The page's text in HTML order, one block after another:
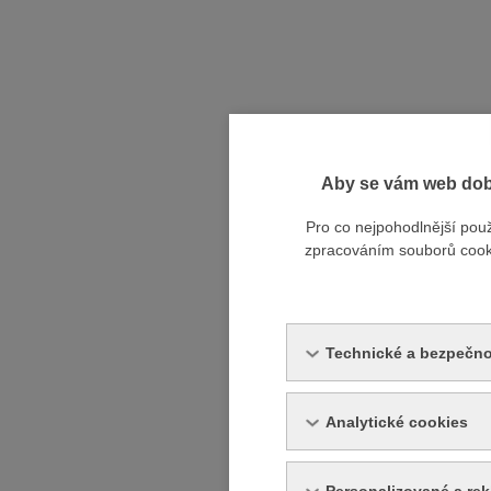
Aby se vám web
Pro co nejpohodlnější
zpracováním souborů
Technické a
Analytické cookies